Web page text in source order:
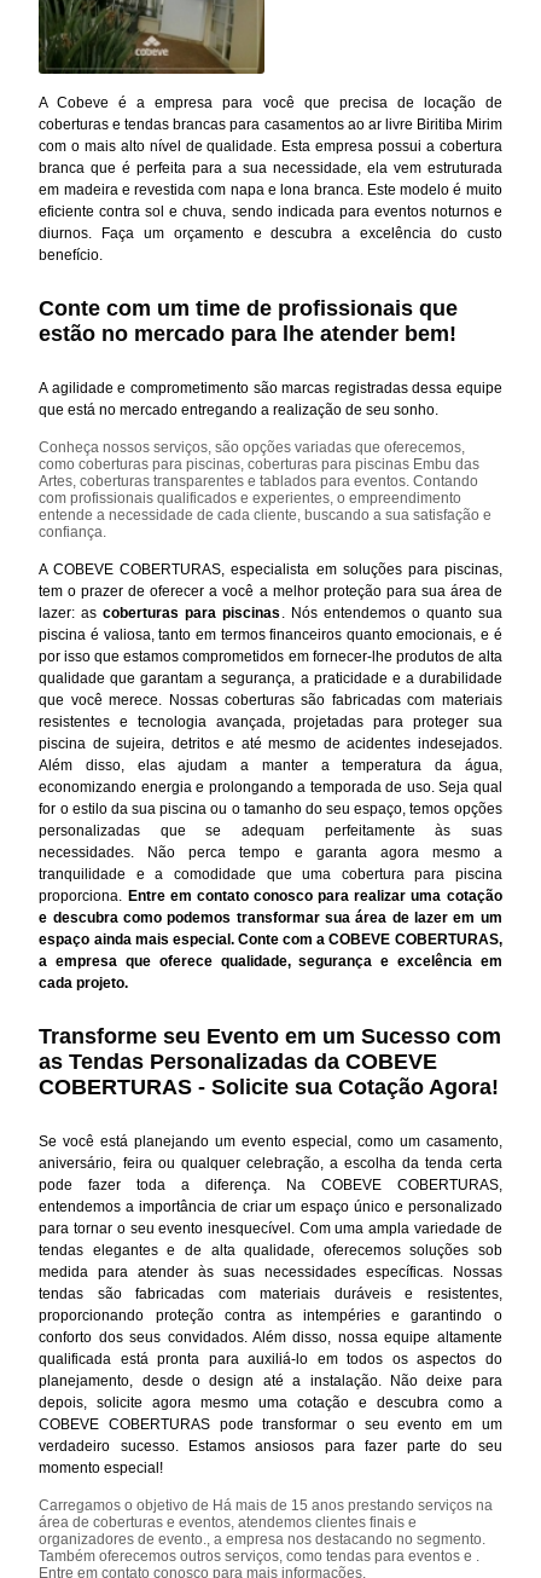
A Cobeve é a empresa para você que precisa de locação de
coberturas e tendas brancas para casamentos ao ar livre Biritiba Mirim
com o mais alto nível de qualidade. Esta empresa possui a cobertura
branca que é perfeita para a sua necessidade, ela vem estruturada
em madeira e revestida com napa e lona branca. Este modelo é muito
eficiente contra sol e chuva, sendo indicada para eventos noturnos e
diurnos. Faça um orçamento e descubra a excelência do custo
benefício.
Conte com um time de profissionais que
estão no mercado para lhe atender bem!
A agilidade e comprometimento são marcas registradas dessa equipe
que está no mercado entregando a realização de seu sonho.
Conheça nossos serviços, são opções variadas que oferecemos,
como coberturas para piscinas, coberturas para piscinas Embu das
Artes, coberturas transparentes e tablados para eventos. Contando
com profissionais qualificados e experientes, o empreendimento
entende a necessidade de cada cliente, buscando a sua satisfação e
confiança.
A COBEVE COBERTURAS, especialista em soluções para piscinas,
tem o prazer de oferecer a você a melhor proteção para sua área de
lazer: ascoberturas para piscinas
. Nós entendemos o quanto sua
piscina é valiosa, tanto em termos financeiros quanto emocionais, e é
por isso que estamos comprometidos em fornecer-lhe produtos de alta
qualidade que garantam a segurança, a praticidade e a durabilidade
que você merece. Nossas coberturas são fabricadas com materiais
resistentes e tecnologia avançada, projetadas para proteger sua
piscina de sujeira, detritos e até mesmo de acidentes indesejados.
Além disso, elas ajudam a manter a temperatura da água,
economizando energia e prolongando a temporada de uso. Seja qual
for o estilo da sua piscina ou o tamanho do seu espaço, temos opções
personalizadas que se adequam perfeitamente às suas
necessidades. Não perca tempo e garanta agora mesmo a
tranquilidade e a comodidade que uma cobertura para piscina
proporciona. Entre em contato conosco para realizar uma cotação
e descubra como podemos transformar sua área de lazer em um
espaço ainda mais especial. Conte com a COBEVE COBERTURAS,
a empresa que oferece qualidade, segurança e excelência em
cada projeto.
Transforme seu Evento em um Sucesso com
as Tendas Personalizadas da COBEVE
COBERTURAS - Solicite sua Cotação Agora!
Se você está planejando um evento especial, como um casamento,
aniversário, feira ou qualquer celebração, a escolha da tenda certa
pode fazer toda a diferença. Na COBEVE COBERTURAS,
entendemos a importância de criar um espaço único e personalizado
para tornar o seu evento inesquecível. Com uma ampla variedade de
tendas elegantes e de alta qualidade, oferecemos soluções sob
medida para atender às suas necessidades específicas. Nossas
tendas são fabricadas com materiais duráveis e resistentes,
proporcionando proteção contra as intempéries e garantindo o
conforto dos seus convidados. Além disso, nossa equipe altamente
qualificada está pronta para auxiliá-lo em todos os aspectos do
planejamento, desde o design até a instalação. Não deixe para
depois, solicite agora mesmo uma cotação e descubra como a
COBEVE COBERTURAS pode transformar o seu evento em um
verdadeiro sucesso. Estamos ansiosos para fazer parte do seu
momento especial!
Carregamos o objetivo de Há mais de 15 anos prestando serviços na
área de coberturas e eventos, atendemos clientes finais e
organizadores de evento., a empresa nos destacando no segmento.
Também oferecemos outros serviços, como tendas para eventos e .
Entre em contato conosco para mais informações.